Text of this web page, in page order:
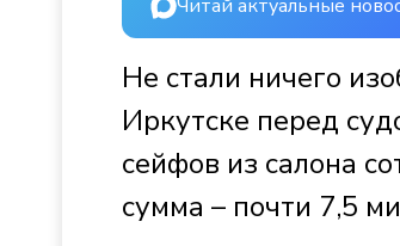
Читай актуальные
Не стали ничего
Иркутске перед
сейфов из салона
сумма – почти 7,5